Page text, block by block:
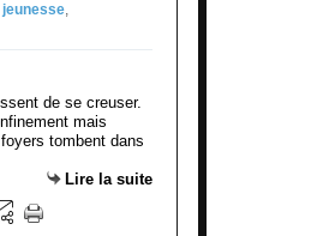
jeunesse,
de se creuser.
mais
tombent dans
Lire la suite